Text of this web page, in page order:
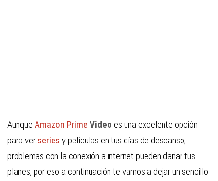
Aunque Amazon Prime Video es una excelente opción
para ver series y películas en tus días de descanso,
problemas con la conexión a internet pueden dañar tus
planes, por eso a continuación te vamos a dejar un sencillo